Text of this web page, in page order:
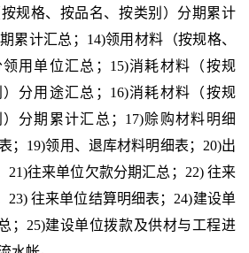
规格、按品名、按类别）分期累计
累计汇总；14)领用材料（按规格、
用单位汇总；15)消耗材料（按规
分用途汇总；16)消耗材料（按规
分期累计汇总；17)赊购材料明细
；19)领用、退库材料明细表；20)出
21)往来单位欠款分期汇总；22) 往来
23) 往来单位结算明细表；24)建设单
；25)建设单位拨款及供材与工程进